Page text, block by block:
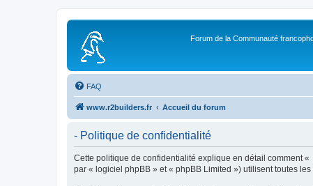
Forum de la Communauté
FAQ
www.r2builders.fr Accueil du forum
- Politique de confidentialité
Cette politique de confidentialité explique en détail comment
par « logiciel phpBB » et « phpBB Limited ») utilisent toutes